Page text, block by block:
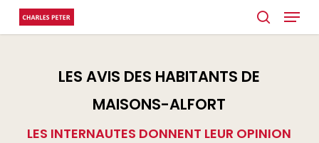
Skip
to
search
Menu
LES AVIS DES HABITANTS DE
MAISONS-ALFORT
LES INTERNAUTES DONNENT LEUR OPINION